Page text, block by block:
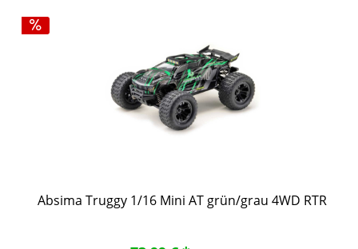
Absima Truggy 1/16 Mini AT grün/grau 4WD RTR